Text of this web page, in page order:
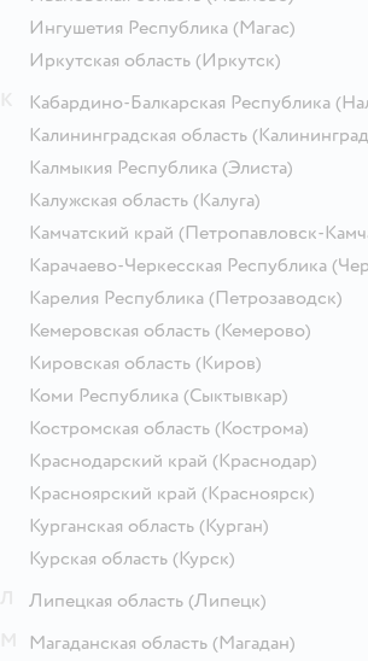
Ингушетия Республика (Магас)
Иркутская область (Иркутск)
Кабардино-Балкарская Республика
Калининградская область
Калмыкия Республика (Элиста)
Калужская область (Калуга)
Камчатский край (Петропавловск-
Карачаево-Черкесская Республика
Карелия Республика (Петрозаводск)
Кемеровская область (Кемерово)
Кировская область (Киров)
Коми Республика (Сыктывкар)
Костромская область (Кострома)
Краснодарский край (Краснодар)
Красноярский край (Красноярск)
Курганская область (Курган)
Курская область (Курск)
Липецкая область (Липецк)
Магаданская область (Магадан)